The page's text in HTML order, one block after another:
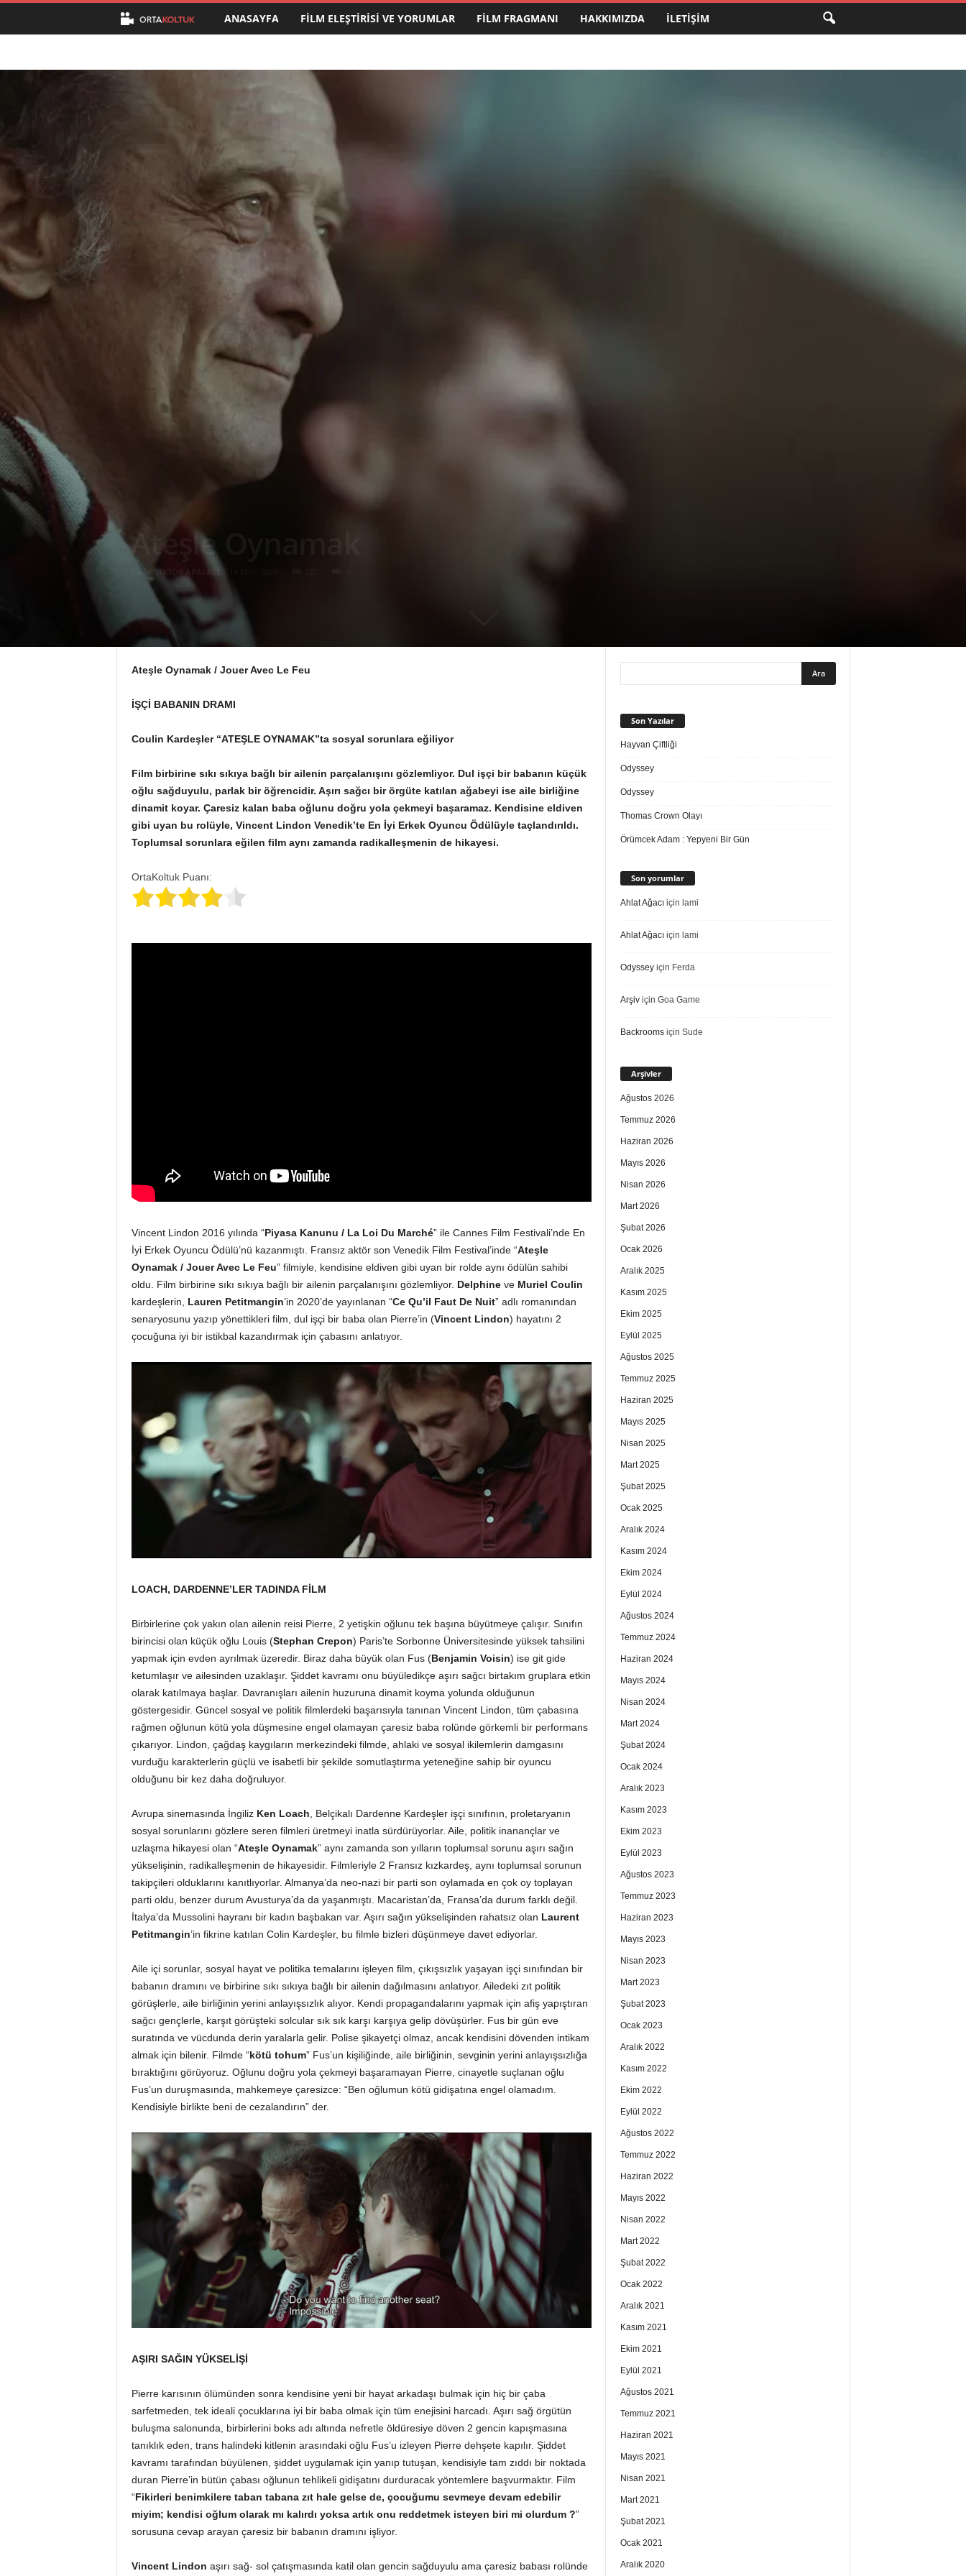
l
ANASAYFA FILM ELEŞTIRISI VE YORUMLAR FILM FRAGMANI HAKKIMIZDA İLETIŞIM
Ateşle Oynamak
Yazar: VİKTOR APALAÇİ -
Ateşle Oynamak / Jouer Avec Le Feu
İŞÇİ BABANIN DRAMI
Coulin Kardeşler “ATEŞLE OYNAMAK”ta sosyal sorunlara eğiliyor
Film birbirine sıkı sıkıya bağlı bir ailenin parçalanışını gözlemliyor. Dul işçi bir babanın küçük
oğlu sağduyulu, parlak bir öğrencidir. Aşırı sağcı bir örgüte katılan ağabeyi ise aile birliğine
dinamit koyar. Çaresiz kalan baba oğlunu doğru yola çekmeyi başaramaz. Kendisine eldiven
gibi uyan bu rolüyle, Vincent Lindon Venedik’te En İyi Erkek Oyuncu Ödülüyle taçlandırıldı.
Toplumsal sorunlara eğilen film aynı zamanda radikalleşmenin de hikayesi.
OrtaKoltuk Puanı:
Vincent Lindon 2016 yılında “Piyasa Kanunu / La Loi Du Marché” ile Cannes Film Festivali’nde En
İyi Erkek Oyuncu Ödülü’nü kazanmıştı. Fransız aktör son Venedik Film Festival’inde “Ateşle
Oynamak / Jouer Avec Le Feu” filmiyle, kendisine eldiven gibi uyan bir rolde aynı ödülün sahibi
oldu. Film birbirine sıkı sıkıya bağlı bir ailenin parçalanışını gözlemliyor. Delphineve Muriel Coulin
kardeşlerin, Lauren Petitmangin’in 2020’de yayınlanan “Ce Qu’il Faut De Nuit” adlı romanından
senaryosunu yazıp yönettikleri film, dul işçi bir baba olan Pierre’in (Vincent Lindon) hayatını 2
çocuğuna iyi bir istikbal kazandırmak için çabasını anlatıyor.
LOACH, DARDENNE’LER TADINDA FİLM
Birbirlerine çok yakın olan ailenin reisi Pierre, 2 yetişkin oğlunu tek başına büyütmeye çalışır. Sınıfın
birincisi olan küçük oğlu Louis (Stephan Crepon) Paris’te Sorbonne Üniversitesinde yüksek tahsilini
yapmak için evden ayrılmak üzeredir. Biraz daha büyük olan Fus (Benjamin Voisin) ise git gide
ketumlaşır ve ailesinden uzaklaşır. Şiddet kavramı onu büyüledikçe aşırı sağcı birtakım gruplara etkin
olarak katılmaya başlar. Davranışları ailenin huzuruna dinamit koyma yolunda olduğunun
göstergesidir. Güncel sosyal ve politik filmlerdeki başarısıyla tanınan Vincent Lindon, tüm çabasına
rağmen oğlunun kötü yola düşmesine engel olamayan çaresiz baba rolünde görkemli bir performans
çıkarıyor. Lindon, çağdaş kaygıların merkezindeki filmde, ahlaki ve sosyal ikilemlerin damgasını
vurduğu karakterlerin güçlü ve isabetli bir şekilde somutlaştırma yeteneğine sahip bir oyuncu
olduğunu bir kez daha doğruluyor.
Avrupa sinemasında İngiliz Ken Loach , Belçikalı Dardenne Kardeşler işçi sınıfının, proletaryanın
sosyal sorunlarını gözlere seren filmleri üretmeyi inatla sürdürüyorlar. Aile, politik inanançlar ve
uzlaşma hikayesi olan “Ateşle Oynamak” aynı zamanda son yılların toplumsal sorunu aşırı sağın
yükselişinin, radikalleşmenin de hikayesidir. Filmleriyle 2 Fransız kızkardeş, aynı toplumsal sorunun
takipçileri olduklarını kanıtlıyorlar. Almanya’da neo-nazi bir parti son oylamada en çok oy toplayan
parti oldu, benzer durum Avusturya’da da yaşanmıştı. Macaristan’da, Fransa’da durum farklı değil.
İtalya’da Mussolini hayranı bir kadın başbakan var. Aşırı sağın yükselişinden rahatsız olan Laurent
Petitmangin’in fikrine katılan Colin Kardeşler, bu filmle bizleri düşünmeye davet ediyorlar.
Aile içi sorunlar, sosyal hayat ve politika temalarını işleyen film, çıkışsızlık yaşayan işçi sınıfından bir
babanın dramını ve birbirine sıkı sıkıya bağlı bir ailenin dağılmasını anlatıyor. Ailedeki zıt politik
görüşlerle, aile birliğinin yerini anlayışsızlık alıyor. Kendi propagandalarını yapmak için afiş yapıştıran
sağcı gençlerle, karşıt görüşteki solcular sık sık karşı karşıya gelip dövüşürler. Fus bir gün eve
suratında ve vücdunda derin yaralarla gelir. Polise şikayetçi olmaz, ancak kendisini dövenden intikam
almak için bilenir. Filmde “kötü tohum” Fus’un kişiliğinde, aile birliğinin, sevginin yerini anlayışsızlığa
bıraktığını görüyoruz. Oğlunu doğru yola çekmeyi başaramayan Pierre, cinayetle suçlanan oğlu
Fus’un duruşmasında, mahkemeye çaresizce: “Ben oğlumun kötü gidişatına engel olamadım.
Kendisiyle birlikte beni de cezalandırın” der.
AŞIRI SAĞIN YÜKSELİŞİ
Pierre karısının ölümünden sonra kendisine yeni bir hayat arkadaşı bulmak için hiç bir çaba
sarfetmeden, tek ideali çocuklarına iyi bir baba olmak için tüm enejisini harcadı. Aşırı sağ örgütün
buluşma salonunda, birbirlerini boks adı altında nefretle öldüresiye döven 2 gencin kapışmasına
tanıklık eden, trans halindeki kitlenin arasındaki oğlu Fus’u izleyen Pierre dehşete kapılır. Şiddet
kavramı tarafından büyülenen, şiddet uygulamak için yanıp tutuşan, kendisiyle tam zıddı bir noktada
duran Pierre’in bütün çabası oğlunun tehlikeli gidişatını durduracak yöntemlere başvurmaktır. Film
“Fikirleri benimkilere taban tabana zıt hale gelse de, çocuğumu sevmeye devam edebilir
miyim; kendisi oğlum olarak mı kalırdı yoksa artık onu reddetmek isteyen biri mi olurdum ?”
sorusuna cevap arayan çaresiz bir babanın dramını işliyor.
Vincent Lindon aşırı sağ- sol çatışmasında katil olan gencin sağduyulu ama çaresiz babası rolünde
Son Yazılar
Hayvan Çiftliği
Odyssey
Odyssey
Thomas Crown Olayı
Örümcek Adam : Yepyeni Bir Gün
Son yorumlar
Ahlat Ağacıiçin lami
Ahlat Ağacıiçin lami
Odysseyiçin Ferda
Arşiviçin Goa Game
Backroomsiçin Sude
Arşivler
Ağustos 2026
Temmuz 2026
Haziran 2026
Mayıs 2026
Nisan 2026
Mart 2026
Şubat 2026
Ocak 2026
Aralık 2025
Kasım 2025
Ekim 2025
Eylül 2025
Ağustos 2025
Temmuz 2025
Haziran 2025
Mayıs 2025
Nisan 2025
Mart 2025
Şubat 2025
Ocak 2025
Aralık 2024
Kasım 2024
Ekim 2024
Eylül 2024
Ağustos 2024
Temmuz 2024
Haziran 2024
Mayıs 2024
Nisan 2024
Mart 2024
Şubat 2024
Ocak 2024
Aralık 2023
Kasım 2023
Ekim 2023
Eylül 2023
Ağustos 2023
Temmuz 2023
Haziran 2023
Mayıs 2023
Nisan 2023
Mart 2023
Şubat 2023
Ocak 2023
Aralık 2022
Kasım 2022
Ekim 2022
Eylül 2022
Ağustos 2022
Temmuz 2022
Haziran 2022
Mayıs 2022
Nisan 2022
Mart 2022
Şubat 2022
Ocak 2022
Aralık 2021
Kasım 2021
Ekim 2021
Eylül 2021
Ağustos 2021
Temmuz 2021
Haziran 2021
Mayıs 2021
Nisan 2021
Mart 2021
Şubat 2021
Ocak 2021
Aralık 2020